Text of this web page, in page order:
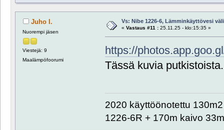
Juho I.
Nuorempi jäsen
Viestejä: 9
Maalämpöfoorumi
Vs: Nibe 1226-6, Lämminkäyttövesi
« Vastaus #11 :25.11.25 - klo:15:35 »
https://
Tässä kuvia putkistoista.
2020 käyttöönotettu
1226-6R + 170m kaivo